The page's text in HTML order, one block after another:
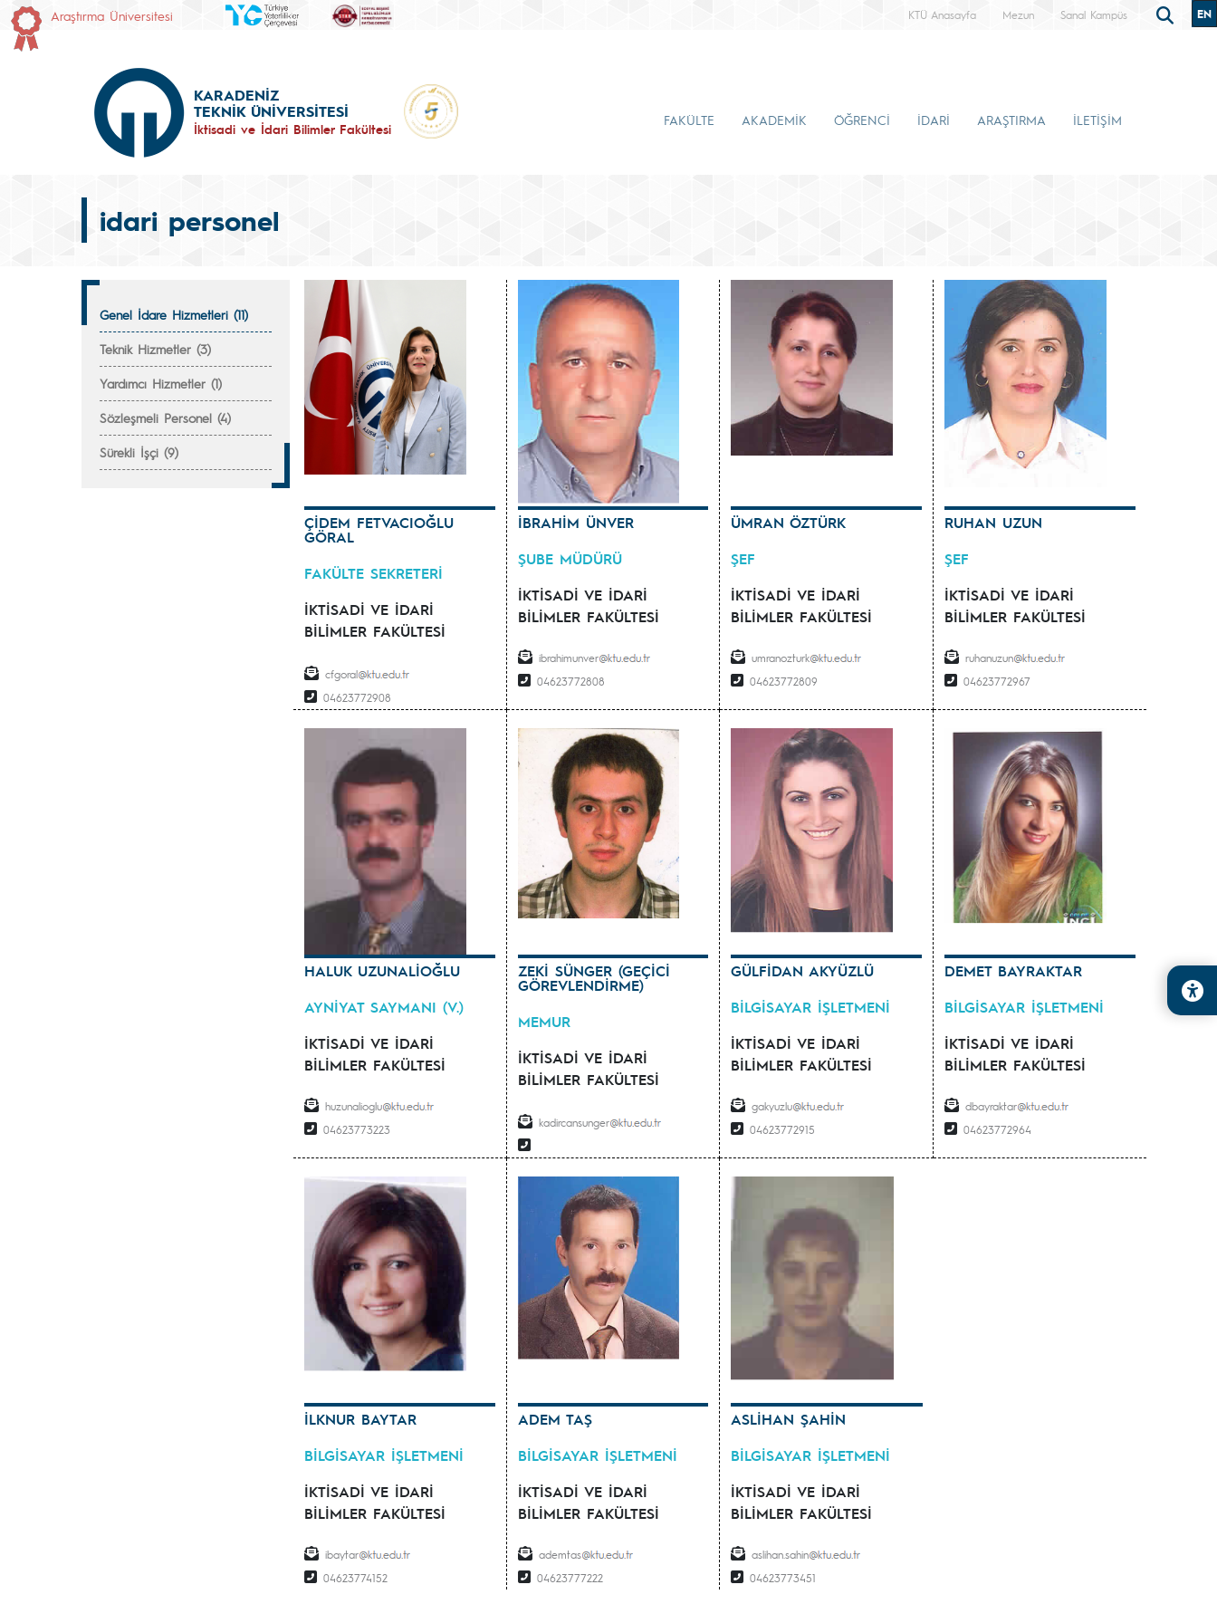
Araştırma Üniversitesi KTÜ Anasayfa Mezun Sanal Kampüs EN
KARADENİZ
TEKNİK ÜNİVERSİTESİ
İktisadi ve İdari Bilimler Fakültesi
FAKÜLTE AKADEMİK ÖĞRENCİ İDARİ ARAŞTIRMA İLETİŞİM
idari personel
Genel İdare Hizmetleri (11)
Teknik Hizmetler (3)
Yardımcı Hizmetler (1)
Sözleşmeli Personel (4)
Sürekli İşçi (9)
ÇİDEM FETVACIOĞLU
GÖRAL
FAKÜLTE SEKRETERİ
İKTİSADİ VE İDARİ
BİLİMLER FAKÜLTESİ
cfgoral
04623772908
İBRAHİM ÜNVER
ŞUBE MÜDÜRÜ
İKTİSADİ VE İDARİ
BİLİMLER FAKÜLTESİ
ibrahimunver
04623772808
ÜMRAN ÖZTÜRK
ŞEF
İKTİSADİ VE İDARİ
BİLİMLER FAKÜLTESİ
umranozturk
04623772809
RUHAN UZUN
ŞEF
İKTİSADİ VE İDARİ
BİLİMLER FAKÜLTESİ
ruhanuzun
04623772967
HALUK UZUNALİOĞLU
AYNİYAT SAYMANI (V.)
İKTİSADİ VE İDARİ
BİLİMLER FAKÜLTESİ
huzunalioglu
04623773223
ZEKİ SÜNGER (GEÇİCİ
GÖREVLENDİRME)
MEMUR
İKTİSADİ VE İDARİ
BİLİMLER FAKÜLTESİ
kadircansunger
GÜLFİDAN AKYÜZLÜ
BİLGİSAYAR İŞLETMENİ
İKTİSADİ VE İDARİ
BİLİMLER FAKÜLTESİ
gakyuzlu
04623772915
DEMET BAYRAKTAR
BİLGİSAYAR İŞLETMENİ
İKTİSADİ VE İDARİ
BİLİMLER FAKÜLTESİ
dbayraktar
04623772964
İLKNUR BAYTAR
BİLGİSAYAR İŞLETMENİ
İKTİSADİ VE İDARİ
BİLİMLER FAKÜLTESİ
ibaytar
04623774152
ADEM TAŞ
BİLGİSAYAR İŞLETMENİ
İKTİSADİ VE İDARİ
BİLİMLER FAKÜLTESİ
ademtas
04623777222
ASLİHAN ŞAHİN
BİLGİSAYAR İŞLETMENİ
İKTİSADİ VE İDARİ
BİLİMLER FAKÜLTESİ
aslihan.sahin
04623773451